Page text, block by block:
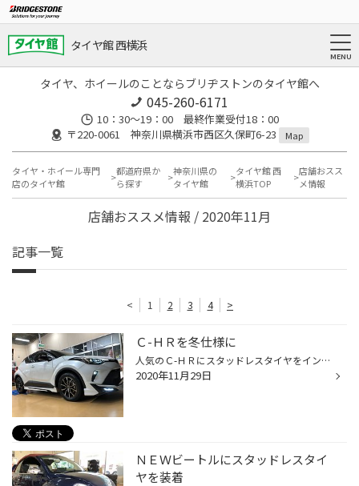
タイヤ館 西横浜
タイヤ、ホイールのことならブリヂストンのタイヤ館へ
045-260-6171
10：30～19：00 最終作業受付18：00
〒220-0061 神奈川県横浜市西区久保町6-23
Map
タイヤ・ホイール専門
店のタイヤ館
都道府県か
ら探す
神奈川県の
タイヤ館
タイヤ館 西
横浜TOP
店舗おスス
メ情報
店舗おススメ情報 / 2020年11月
記事一覧
< 1 2 3 4 >
Ｃ-ＨＲを冬仕様に
人気のＣ-ＨＲにスタッドレスタイヤをインストール。 タイヤ：ＶＲＸ２ ２１５/６０Ｒ１７ アルミ：ユーロスピードＤ.Ｃ.５２ １７ｘ７.０ ４８ ５/１１４ オプション：ＴＰＭＳ（空気圧センサー） 純正のホイールからややシャープなデザインになりました。 カラーもブラックポリッシュからブラック...
2020年11月29日
ＮＥＷビートルにスタッドレスタイ
ヤを装着